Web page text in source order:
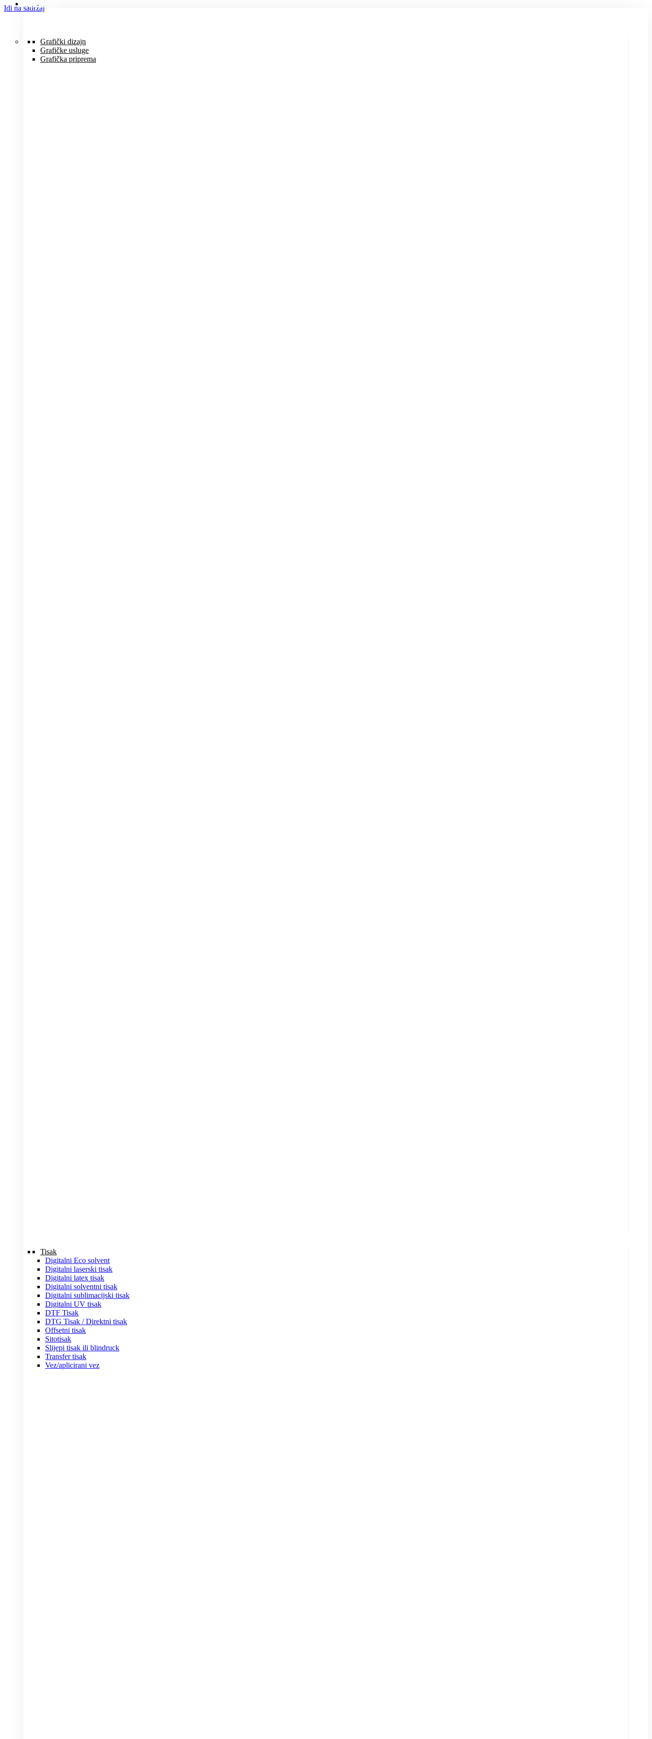
Idi na sadržajUSLUGE
Grafički dizajn
Grafičke usluge
Grafička priprema
Tisak
Digitalni Eco solvent
Digitalni laserski tisak
Digitalni latex tisak
Digitalni solventni tisak
Digitalni sublimacijski tisak
Digitalni UV tisak
DTF Tisak
DTG Tisak / Direktni tisak
Offsetni tisak
Sitotisak
Slijepi tisak ili blindruck
Transfer tisak
Vez/aplicirani vez